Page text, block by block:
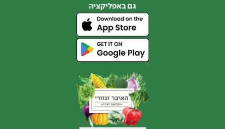
גם באפליקציה